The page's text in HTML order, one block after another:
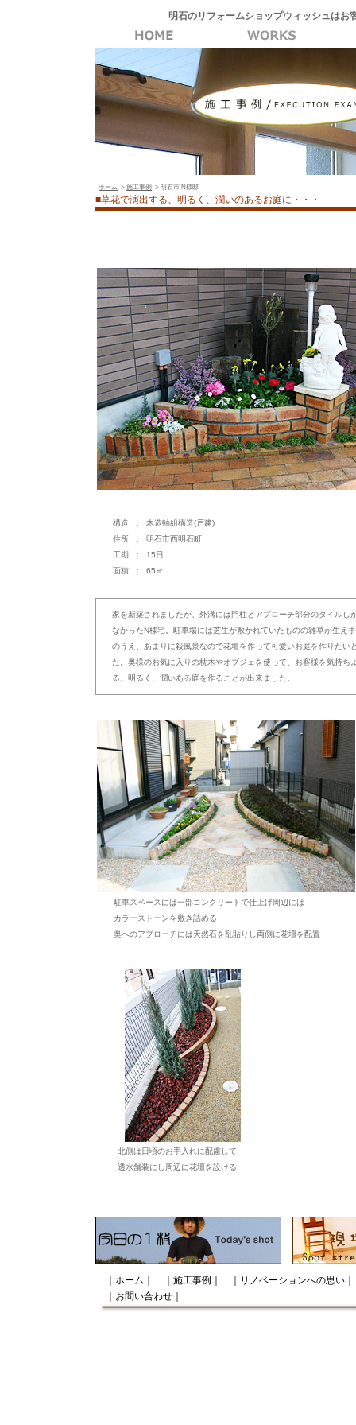
明石のリフォームショップウィッシュはお
ホーム > 施工事例 > 明石市 N様邸
■草花で演出する、明るく、潤いのあるお庭に・・・
構造 ： 木造軸組構造(戸建)
住所 ： 明石市西明石町
工期 ： 15日
面積 ： 65㎡
家を新築されましたが、外溝には門柱とアプローチ部分のタイルし
なかったN様宅。駐車場には芝生が敷かれていたものの雑草が生え
のうえ、あまりに殺風景なので花壇を作って可愛いお庭を作りたい
た。奥様のお気に入りの枕木やオブジェを使って、お客様を気持ち
る、明るく、潤いある庭を作ることが出来ました。
駐車スペースには一部コンクリートで仕上げ周辺には
カラーストーンを敷き詰める
奥へのアプローチには天然石を乱貼りし両側に花壇を配置
北側は日頃のお手入れに配慮して
透水舗装にし周辺に花壇を設ける
｜ホーム｜ ｜施工事例｜
｜リノベーションへの思い｜
｜お問い合わせ｜